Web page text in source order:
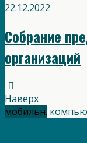
22.12.2022
Собрание
организаций
Наверх
мобильн.